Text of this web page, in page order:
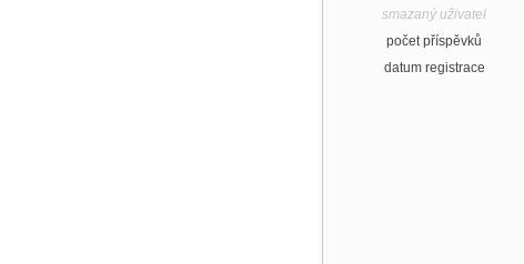
smazaný uživatel
počet příspěvků
datum registrace